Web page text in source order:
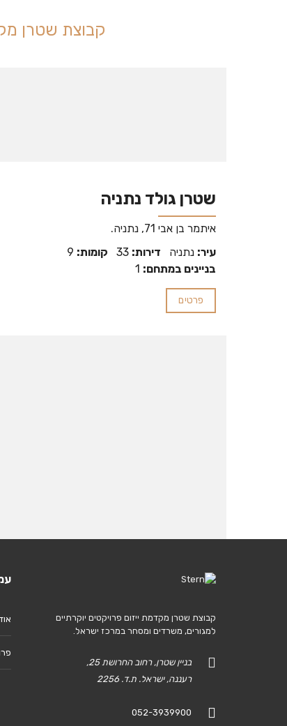
קבוצת שטרן
שטרן גולד נתניה
איתמר בן אבי 71, נתניה.
עיר: נתניה דירות: 33 קומות:
בניינים במתחם:
פרטים
קבוצת שטרן מקדמת ייזום פרויקטים יוקרתיים
למגורים, משרדים ומסחר במרכז ישראל.
בניין שטרן, רחוב החרושת 25,
רעננה, ישראל. ת.ד. 2256
052-3939900